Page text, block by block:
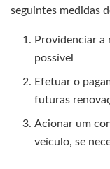
seguintes medidas
Providenciar a
possível
Efetuar o
futuras
Acionar um
veículo, se